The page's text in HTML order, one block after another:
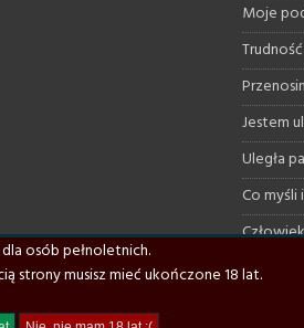
Moje
Jestem
Uległa
Co myśli
Trening…
osób pełnoletnich.
strony musisz mieć ukończone 18 lat.